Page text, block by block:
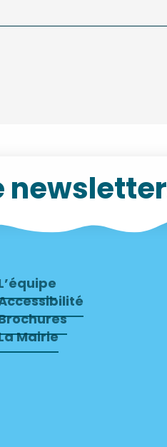
newsletter
Mairie